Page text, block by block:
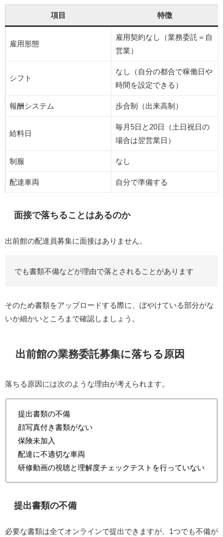
項目 特徴
雇用形態
雇用契約なし（業務委託＝自
営業）
シフト
なし（自分の都合で稼働日や
時間を設定できる）
報酬システム 歩合制（出来高制）
給料日
毎月5日と20日（土日祝日の
場合は翌営業日）
制服 なし
配達車両 自分で準備する
面接で落ちることはあるのか
出前館の配達員募集に面接はありません。
でも書類不備などが理由で落とされることがあります
そのため書類をアップロードする際に、ぼやけている部分がな
いか細かいところまで確認しましょう。
出前館の業務委託募集に落ちる原因
落ちる原因には次のような理由が考えられます。
提出書類の不備
顔写真付き書類がない
保険未加入
配達に不適切な車両
研修動画の視聴と理解度チェックテストを行っていない
提出書類の不備
必要な書類は全てオンラインで提出できますが、1つでも不備が